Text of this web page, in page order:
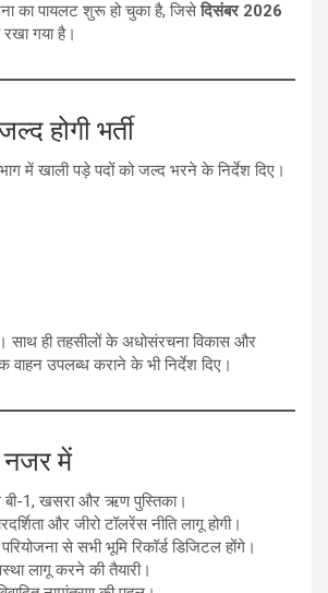
का पायलट शुरू हो चुका है, जिसेदिसंबर 2026
गया है।
होगी भर्ती
में खाली पड़े पदों को जल्द भरने के निर्देश दिए।
साथ ही तहसीलों के अधोसंरचना विकास और
वाहन उपलब्ध कराने के भी निर्देश दिए।
नजर में
बी-1, खसरा और ऋण पुस्तिका।
और जीरो टॉलरेंस नीति लागू होगी।
से सभी भूमि रिकॉर्ड डिजिटल होंगे।
लागू करने की तैयारी।